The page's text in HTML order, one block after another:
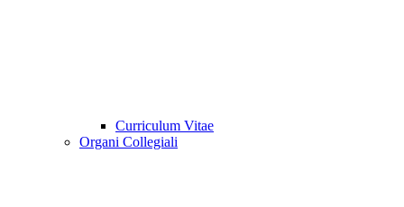
Curriculum Vitae
Organi Collegiali